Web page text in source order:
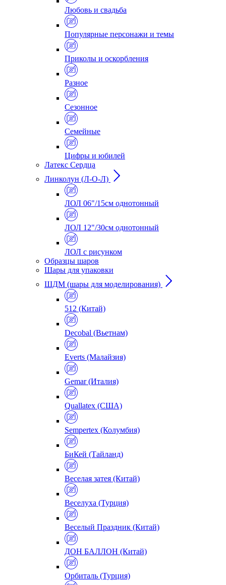
Любовь и свадьба
Популярные персонажи и темы
Приколы и оскорбления
Разное
Сезонное
Семейные
Цифры и юбилей
Латекс Сердца
Линколун (Л-О-Л)
ЛОЛ 06"/15см однотонный
ЛОЛ 12"/30см однотонный
ЛОЛ с рисунком
Образцы шаров
Шары для упаковки
ШДМ (шары для моделирования)
512 (Китай)
Decobal (Вьетнам)
Everts (Малайзия)
Gemar (Италия)
Quallatex (США)
Sempertex (Колумбия)
БиКей (Тайланд)
Веселая затея (Китай)
Веселуха (Турция)
Веселый Праздник (Китай)
ДОН БАЛЛОН (Китай)
Орбиталь (Турция)